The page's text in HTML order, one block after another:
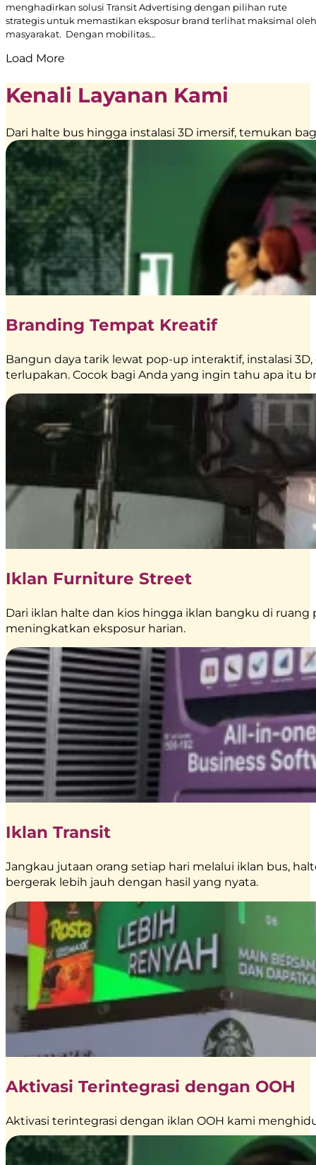
menghadirkan solusi Transit Advertising dengan pilihan rute
strategis untuk memastikan eksposur brand terlihat maksimal oleh
masyarakat. Dengan mobilitas…
Load More
Kenali Layanan Kami
Dari halte bus hingga instalasi 3D imersif, temukan
Branding Tempat Kreatif
Bangun daya tarik lewat pop-up interaktif, instalasi
terlupakan. Cocok bagi Anda yang ingin tahu apa itu
Iklan Furniture Street
Dari iklan halte dan kios hingga iklan bangku di
meningkatkan eksposur harian.
Iklan Transit
Jangkau jutaan orang setiap hari melalui iklan bus,
bergerak lebih jauh dengan hasil yang nyata.
Aktivasi Terintegrasi dengan OOH
Aktivasi terintegrasi dengan iklan OOH kami